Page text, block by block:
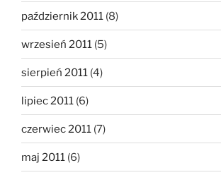
październik 2011 (8)
wrzesień 2011 (5)
sierpień 2011 (4)
lipiec 2011 (6)
czerwiec 2011 (7)
maj 2011 (6)